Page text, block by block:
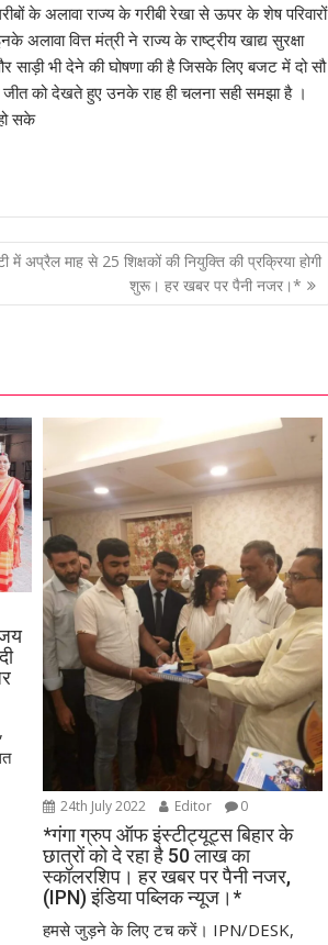
के अलावा राज्य के गरीबी रेखा से ऊपर के शेष परिवारों
वित्त मंत्री ने राज्य के राष्ट्रीय खाद्य सुरक्षा
साड़ी भी देने की घोषणा की है जिसके लिए बजट में दो सौ
जीत को देखते हुए उनके राह ही चलना सही समझा है ।
सके
में अप्रैल माह से 25 शिक्षकों की नियुक्ति की प्रक्रिया होगी
शुरू। हर खबर पर पैनी नजर।*
24th July 2022 Editor 0
*गंगा ग्रुप ऑफ इंस्टीट्यूट्स बिहार के
छात्रों को दे रहा है 50 लाख का
स्कॉलरशिप। हर खबर पर पैनी नजर,
(IPN) इंडिया पब्लिक न्यूज।*
हमसे जुड़ने के लिए टच करें। IPN/DESK,